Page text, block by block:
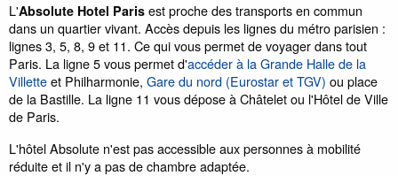
L'Absolute Hotel Paris est proche des transports en commun
dans un quartier vivant. Accès depuis les lignes du métro parisien :
lignes 3, 5, 8, 9 et 11. Ce qui vous permet de voyager dans tout
Paris. La ligne 5 vous permet d'accéder à la Grande Halle de la
Villetteet Philharmonie, Gare du nord (Eurostar et TGV) ou place
de la Bastille. La ligne 11 vous dépose à Châtelet ou l'Hôtel de Ville
de Paris.
L'hôtel Absolute n'est pas accessible aux personnes à mobilité
réduite et il n'y a pas de chambre adaptée.